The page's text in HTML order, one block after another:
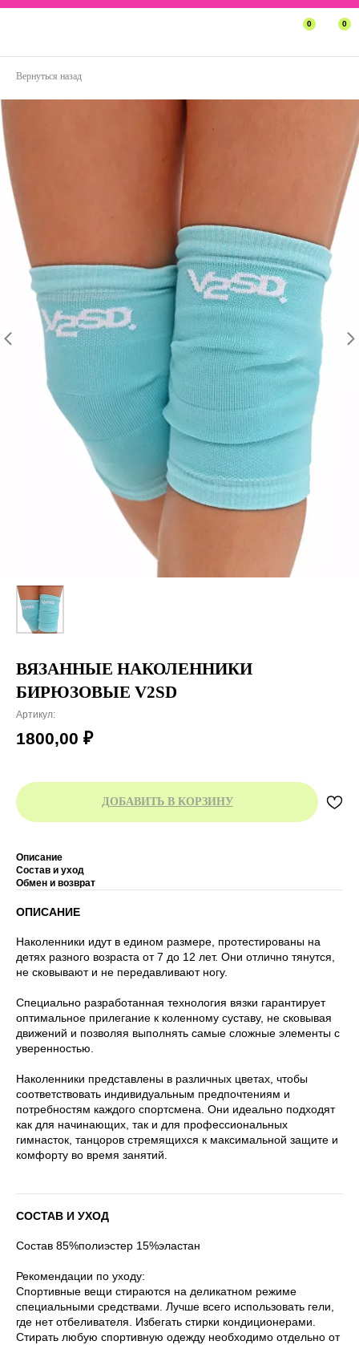
0
0
Вернуться назад
ВЯЗАННЫЕ НАКОЛЕННИКИ
БИРЮЗОВЫЕ V2SD
Артикул:
1800,00 ₽
ДОБАВИТЬ В КОРЗИНУ
Описание
Состав и уход
Обмен и возврат
ОПИСАНИЕ
Наколенники идут в едином размере, протестированы на
детях разного возраста от 7 до 12 лет. Они отлично тянутся,
не сковывают и не передавливают ногу.
Специально разработанная технология вязки гарантирует
оптимальное прилегание к коленному суставу, не сковывая
движений и позволяя выполнять самые сложные элементы с
уверенностью.
Наколенники представлены в различных цветах, чтобы
соответствовать индивидуальным предпочтениям и
потребностям каждого спортсмена. Они идеально подходят
как для начинающих, так и для профессиональных
гимнасток, танцоров стремящихся к максимальной защите и
комфорту во время занятий.
СОСТАВ И УХОД
Состав 85%полиэстер 15%эластан
Рекомендации по уходу:
Спортивные вещи стираются на деликатном режиме
специальными средствами. Лучше всего использовать гели,
где нет отбеливателя. Избегать стирки кондиционерами.
Стирать любую спортивную одежду необходимо отдельно от